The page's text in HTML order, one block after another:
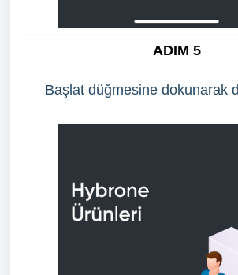
ADIM 5
Başlat düğmesine dokunarak